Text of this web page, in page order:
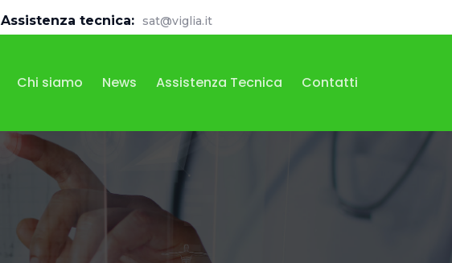
Assistenza tecnica: sat@viglia.it
Chi siamo News Assistenza Tecnica Contatti